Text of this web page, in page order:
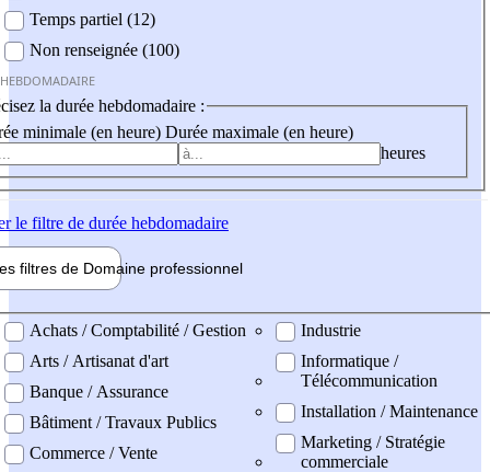
Temps partiel (12)
Non renseignée (100)
la durée hebdomadaire :
minimale (en heure) Durée maximale (en heure)
heures
le filtre de durée hebdomadaire
filtres de Domaine professionnel
professionel
Achats / Comptabilité / Gestion
Arts / Artisanat d'art
Banque / Assurance
Bâtiment / Travaux Publics
Commerce / Vente
Industrie
Informatique /
Télécommunication
Installation / Maintenance
Marketing / Stratégie
commerciale